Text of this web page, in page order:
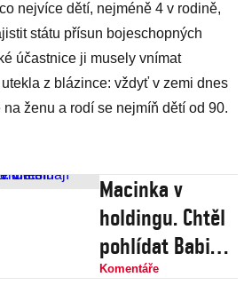
nejvíce dětí, nejméně 4 v rodině,
státu přísun bojeschopných
účastnice ji musely vnímat
z blázince: vždyť v zemi dnes
ženu a rodí se nejmíň dětí od 90.
Macinka v
holdingu. Chtěl
pohlídat Babiše,
ale dnes hájí
Komentáře